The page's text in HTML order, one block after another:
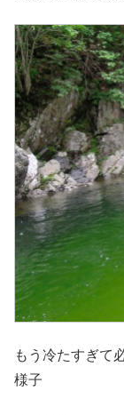
もう冷たすぎて
様子